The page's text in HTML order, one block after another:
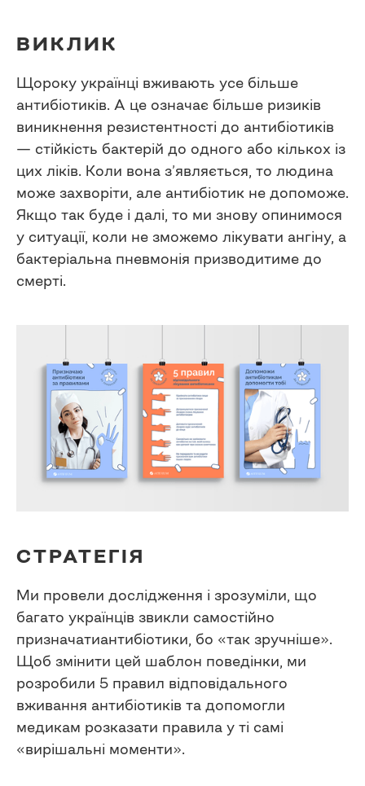
ВИКЛИК
Щороку українці вживають усе більше
антибіотиків. А це означає більше ризиків
виникнення резистентності до антибіотиків
— стійкість бактерій до одного або кількох із
цих ліків. Коли вона з’являється, то людина
може захворіти, але антибіотик не допоможе.
Якщо так буде і далі, то ми знову опинимося
у ситуації, коли не зможемо лікувати ангіну, а
бактеріальна пневмонія призводитиме до
смерті.
СТРАТЕГІЯ
Ми провели дослідження і зрозуміли, що
багато українців звикли самостійно
призначатиантибіотики, бо «так зручніше».
Щоб змінити цей шаблон поведінки, ми
розробили 5 правил відповідального
вживання антибіотиків та допомогли
медикам розказати правила у ті самі
«вирішальні моменти».